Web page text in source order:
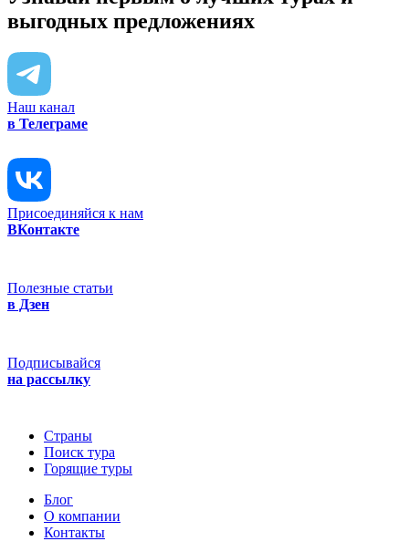
выгодных предложениях
Наш канал
в Телеграме
Присоединяйся к нам
ВКонтакте
Полезные статьи
в Дзен
Подписывайся
на рассылку
Страны
Поиск тура
Горящие туры
Блог
О компании
Контакты